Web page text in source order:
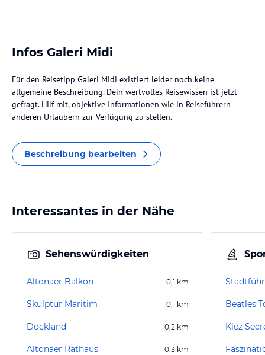
Infos Galeri Midi
Für den Reisetipp Galeri Midi existiert leider noch keine
allgemeine Beschreibung. Dein wertvolles Reisewissen ist jetzt
gefragt. Hilf mit, objektive Informationen wie in Reiseführern
anderen Urlaubern zur Verfügung zu stellen.
Beschreibung bearbeiten
Interessantes in der Nähe
Sehenswürdigkeiten
Altonaer Balkon 0,1 km
Skulptur Maritim 0,1 km
Dockland 0,2 km
Altonaer Rathaus 0,3 km
Beatles
Kiez